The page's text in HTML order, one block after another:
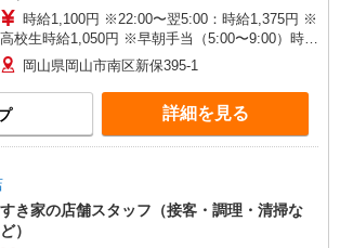
時給1,100円 ※22:00〜翌5:00：時給1,375円 ※
高校生時給1,050円 ※早朝手当（5:00〜9:00）時給
＋150円岡山県岡山市南区新保395-1
詳細を見る
すき家の店舗スタッフ（接客・調理・清掃な
ど）